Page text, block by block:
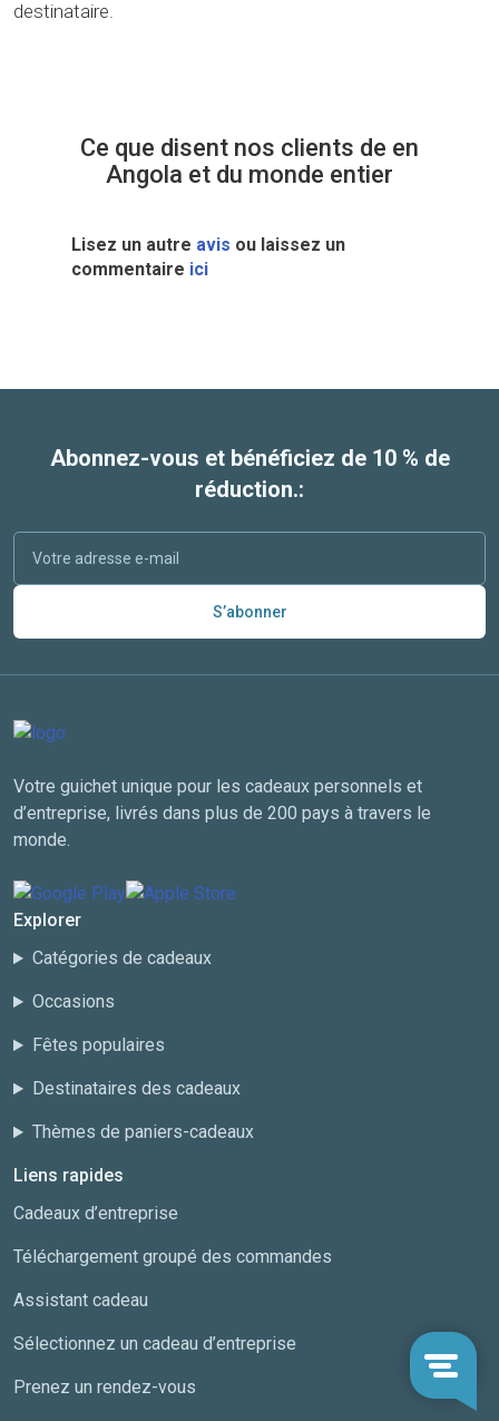
destinataire.
Ce que disent nos clients de en
Angola et du monde entier
Lisez un autre avis ou laissez un
commentaire ici
Abonnez-vous et bénéficiez de 10 % de
réduction.:
S’abonner
Votre guichet unique pour les cadeaux personnels et
d’entreprise, livrés dans plus de 200 pays à travers le
monde.
Explorer
Catégories de cadeaux
Occasions
Fêtes populaires
Destinataires des cadeaux
Thèmes de paniers-cadeaux
Liens rapides
Cadeaux d’entreprise
Téléchargement groupé des commandes
Assistant cadeau
Sélectionnez un cadeau d’entreprise
Prenez un rendez-vous